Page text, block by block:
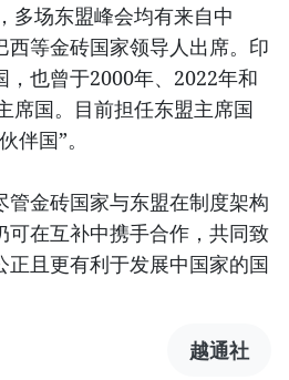
多场东盟峰会均有来自中
西等金砖国家领导人出席。印
，也曾于2000年、2022年和
席国。目前担任东盟主席国
伴国”。
管金砖国家与东盟在制度架构
可在互补中携手合作，共同致
正且更有利于发展中国家的国
越通社